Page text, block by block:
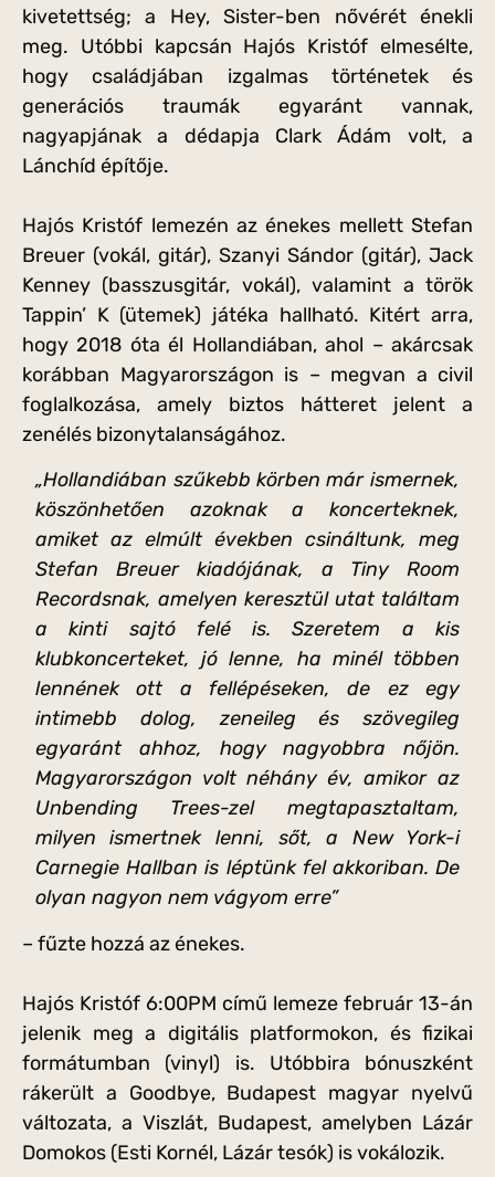
kivetettség; a Hey, Sister-ben nővérét énekli
meg. Utóbbi kapcsán Hajós Kristóf elmesélte,
hogy családjában izgalmas történetek és
generációs traumák egyaránt vannak,
nagyapjának a dédapja Clark Ádám volt, a
Lánchíd építője.
Hajós Kristóf lemezén az énekes mellett Stefan
Breuer (vokál, gitár), Szanyi Sándor (gitár), Jack
Kenney (basszusgitár, vokál), valamint a török
Tappin’ K (ütemek) játéka hallható. Kitért arra,
hogy 2018 óta él Hollandiában, ahol – akárcsak
korábban Magyarországon is – megvan a civil
foglalkozása, amely biztos hátteret jelent a
zenélés bizonytalanságához.
„Hollandiában szűkebb körben már ismernek,
köszönhetően azoknak a koncerteknek,
amiket az elmúlt években csináltunk, meg
Stefan Breuer kiadójának, a Tiny Room
Recordsnak, amelyen keresztül utat találtam
a kinti sajtó felé is. Szeretem a kis
klubkoncerteket, jó lenne, ha minél többen
lennének ott a fellépéseken, de ez egy
intimebb dolog, zeneileg és szövegileg
egyaránt ahhoz, hogy nagyobbra nőjön.
Magyarországon volt néhány év, amikor az
Unbending Trees-zel megtapasztaltam,
milyen ismertnek lenni, sőt, a New York-i
Carnegie Hallban is léptünk fel akkoriban. De
olyan nagyon nem vágyom erre”
– fűzte hozzá az énekes.
Hajós Kristóf 6:00PM című lemeze február 13-án
jelenik meg a digitális platformokon, és fizikai
formátumban (vinyl) is. Utóbbira bónuszként
rákerült a Goodbye, Budapest magyar nyelvű
változata, a Viszlát, Budapest, amelyben Lázár
Domokos (Esti Kornél, Lázár tesók) is vokálozik.